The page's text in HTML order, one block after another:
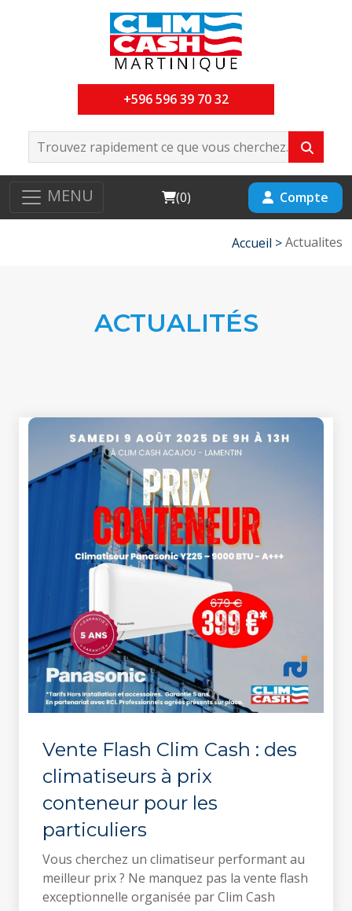
+596 596 39 70 32
MENU Cart
(0) Compte
Accueil >Actualites
ACTUALITÉS
Vente Flash Clim Cash : des
climatiseurs à prix
conteneur pour les
particuliers
Vous cherchez un climatiseur performant au
meilleur prix ? Ne manquez pas la vente flash
exceptionnelle organisée par Clim Cash